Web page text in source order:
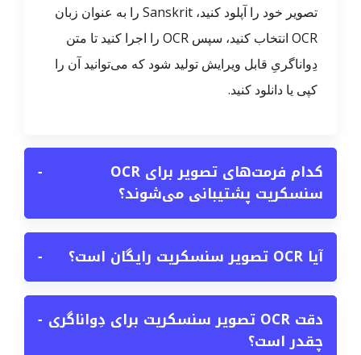
تصویر خود را آپلود کنید، Sanskrit را به عنوان زبان
OCR انتخاب کنید، سپس OCR را اجرا کنید تا متن
دِواناگریِ قابل ویرایش تولید شود که می‌توانید آن را
کپی یا دانلود کنید.
کدام فرمت‌های تصویر برای OCR
سنسکریت پشتیبانی می‌شوند؟
−
آیا OCR تصویر سنسکریت رایگان است؟ −
دقت OCR تصویر سنسکریت برای دِواناگری
چقدر است؟
−